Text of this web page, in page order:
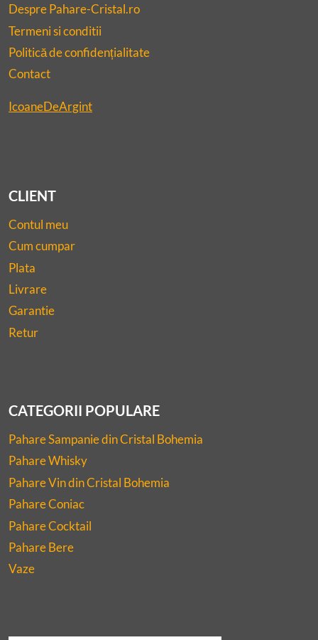
Despre Pahare-Cristal.ro
Termeni si conditii
Politică de confidențialitate
Contact
IcoaneDeArgint
CLIENT
Contul meu
Cum cumpar
Plata
Livrare
Garantie
Retur
CATEGORII POPULARE
Pahare Sampanie din Cristal Bohemia
Pahare Whisky
Pahare Vin din Cristal Bohemia
Pahare Coniac
Pahare Cocktail
Pahare Bere
Vaze